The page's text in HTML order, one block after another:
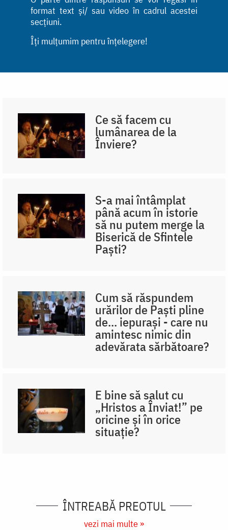
format text și/ sau video în cadrul acestei
secțiuni.
Îți mulțumim pentru înțelegere!
Ce să facem cu
lumânarea de la
Înviere?
S-a mai întâmplat
până acum în istorie
să nu putem merge la
Biserică de Sfintele
Paști?
Cum să răspundem
urărilor de Paști pline
de... iepurași - care nu
amintesc nimic din
adevărata sărbătoare?
E bine să salut cu
„Hristos a Înviat!” pe
oricine și în orice
situație?
ÎNTREABĂ PREOTUL
vezi mai multe »